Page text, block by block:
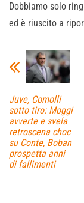
Dobbiamo solo
ed è riuscito a
Juve, Comolli
sotto tiro: Moggi
avverte e svela
retroscena choc
su Conte, Boban
prospetta anni
di fallimenti